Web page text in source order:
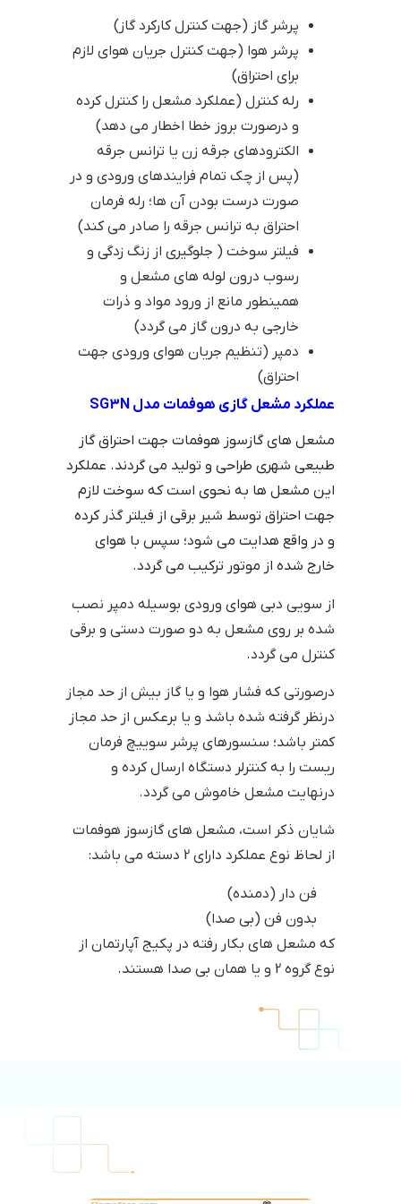
پرشر گاز (جهت کنترل کارکرد گاز)
پرشر هوا (جهت کنترل جریان هوای لازم
برای احتراق)
رله کنترل (عملکرد مشعل را کنترل کرده
و درصورت بروز خطا اخطار می دهد)
الکترودهای جرقه زن یا ترانس جرقه
(پس از چک تمام فرایندهای ورودی و در
صورت درست بودن آن ها؛ رله فرمان
احتراق به ترانس جرقه را صادر می کند)
فیلتر سوخت ( جلوگیری از زنگ زدگی و
رسوب درون لوله های مشعل و
همینطور مانع از ورود مواد و ذرات
خارجی به درون گاز می گردد)
دمپر (تنظیم جریان هوای ورودی جهت
احتراق)
عملکرد مشعل گازی هوفمات مدل SG3N
مشعل های گازسوز هوفمات جهت احتراق گاز
طبیعی شهری طراحی و تولید می گردند. عملکرد
این مشعل ها به نحوی است که سوخت لازم
جهت احتراق توسط شیر برقی از فیلتر گذر کرده
و در واقع هدایت می شود؛ سپس با هوای
خارج شده از موتور ترکیب می گردد.
از سویی دبی هوای ورودی بوسیله دمپر نصب
شده بر روی مشعل به دو صورت دستی و برقی
کنترل می گردد.
درصورتی که فشار هوا و یا گاز بیش از حد مجاز
درنظر گرفته شده باشد و یا برعکس از حد مجاز
کمتر باشد؛ سنسورهای پرشر سوییچ فرمان
ریست را به کنترلر دستگاه ارسال کرده و
درنهایت مشعل خاموش می گردد.
شایان ذکر است، مشعل های گازسوز هوفمات
از لحاظ نوع عملکرد دارای 2 دسته می باشد:
فن دار (دمنده)
بدون فن (بی صدا)
که مشعل های بکار رفته در پکیج آپارتمان از
نوع گروه 2 و یا همان بی صدا هستند.